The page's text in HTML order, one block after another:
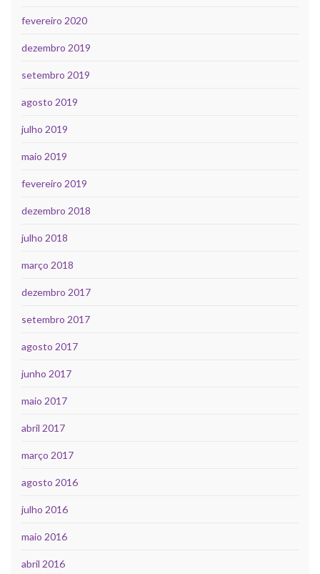
fevereiro 2020
dezembro 2019
setembro 2019
agosto 2019
julho 2019
maio 2019
fevereiro 2019
dezembro 2018
julho 2018
março 2018
dezembro 2017
setembro 2017
agosto 2017
junho 2017
maio 2017
abril 2017
março 2017
agosto 2016
julho 2016
maio 2016
abril 2016